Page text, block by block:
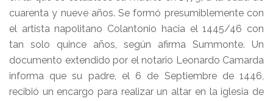
cuarenta y nueve años. Se formó presumiblemente con
el artista napolitano Colantonio hacia el 1445/46 con
tan solo quince años, según afirma Summonte. Un
documento extendido por el notario Leonardo Camarda
informa que su padre, el 6 de Septiembre de 1446,
recibió un encargo para realizar un altar en la iglesia de